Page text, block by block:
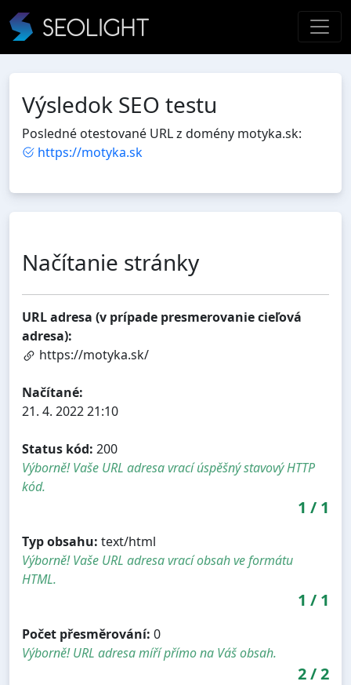
Výsledok SEO testu
Posledné otestované URL z domény motyka.sk:
https://motyka.sk
Načítanie stránky
URL adresa (v prípade presmerovanie cieľová
adresa):
https://motyka.sk/
Načítané:
21. 4. 2022 21:10
Status kód: 200
Výborně! Vaše URL adresa vrací úspěšný stavový HTTP
kód.
1 / 1
Typ obsahu: text/html
Výborně! Vaše URL adresa vrací obsah ve formátu
HTML.
1 / 1
Počet přesměrování: 0
Výborně! URL adresa míří přímo na Váš obsah.
2/2